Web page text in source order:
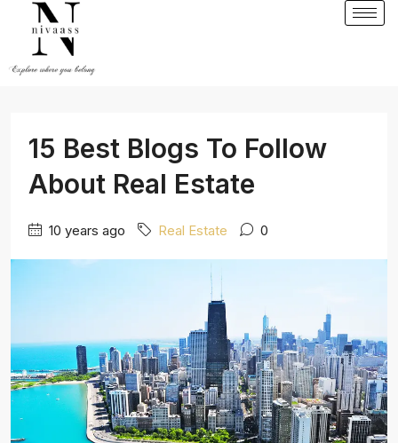
15 Best Blogs To Follow
About Real Estate
10 years ago Real Estate 0